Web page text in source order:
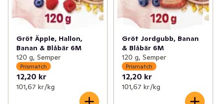
Gröt Äpple, Hallon,
Banan & Blåbär 6M
120 g, Semper
Prismatch
12,20 kr
101,67 kr /kg
Gröt Jordgubb, Banan
& Blåbär 6M
120 g, Semper
Prismatch
12,20 kr
101,67 kr /kg